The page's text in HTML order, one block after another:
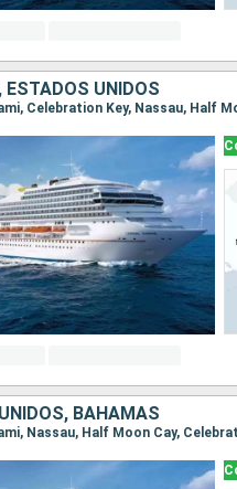
UNIDOS
Celebration Key, Nassau, Half
BAHAMAS
Nassau, Half Moon Cay,